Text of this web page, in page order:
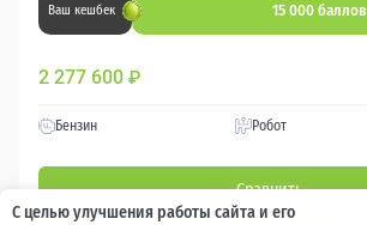
Ваш кешбек 15 000 баллов
2 277 600 ₽
Бензин Робот
Сравнить
С целью улучшения работы сайта и его